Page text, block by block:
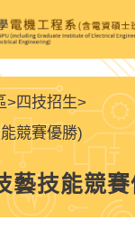
>四技招生>
競賽優勝)
藝技能競